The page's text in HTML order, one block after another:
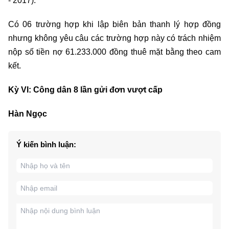
Có 06 trường hợp khi lập biên bản thanh lý hợp đồng
nhưng không yêu câu các trường hợp này có trách nhiệm
nộp số tiền nợ 61.233.000 đồng thuê mặt bằng theo cam
kết.
Kỳ VI: Công dân 8 lần gửi đơn vượt cấp
Hàn Ngọc
Ý kiến bình luận: